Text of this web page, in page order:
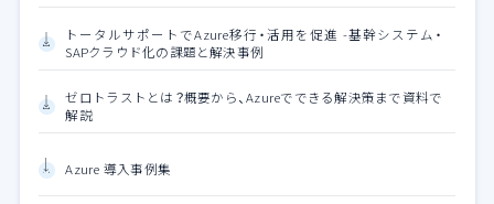
トータルサポートでAzure移行・活用を促進 -基幹システム・
SAPクラウド化の課題と解決事例
ゼロトラストとは？概要から、Azureでできる解決策まで資料で
解説
Azure 導入事例集